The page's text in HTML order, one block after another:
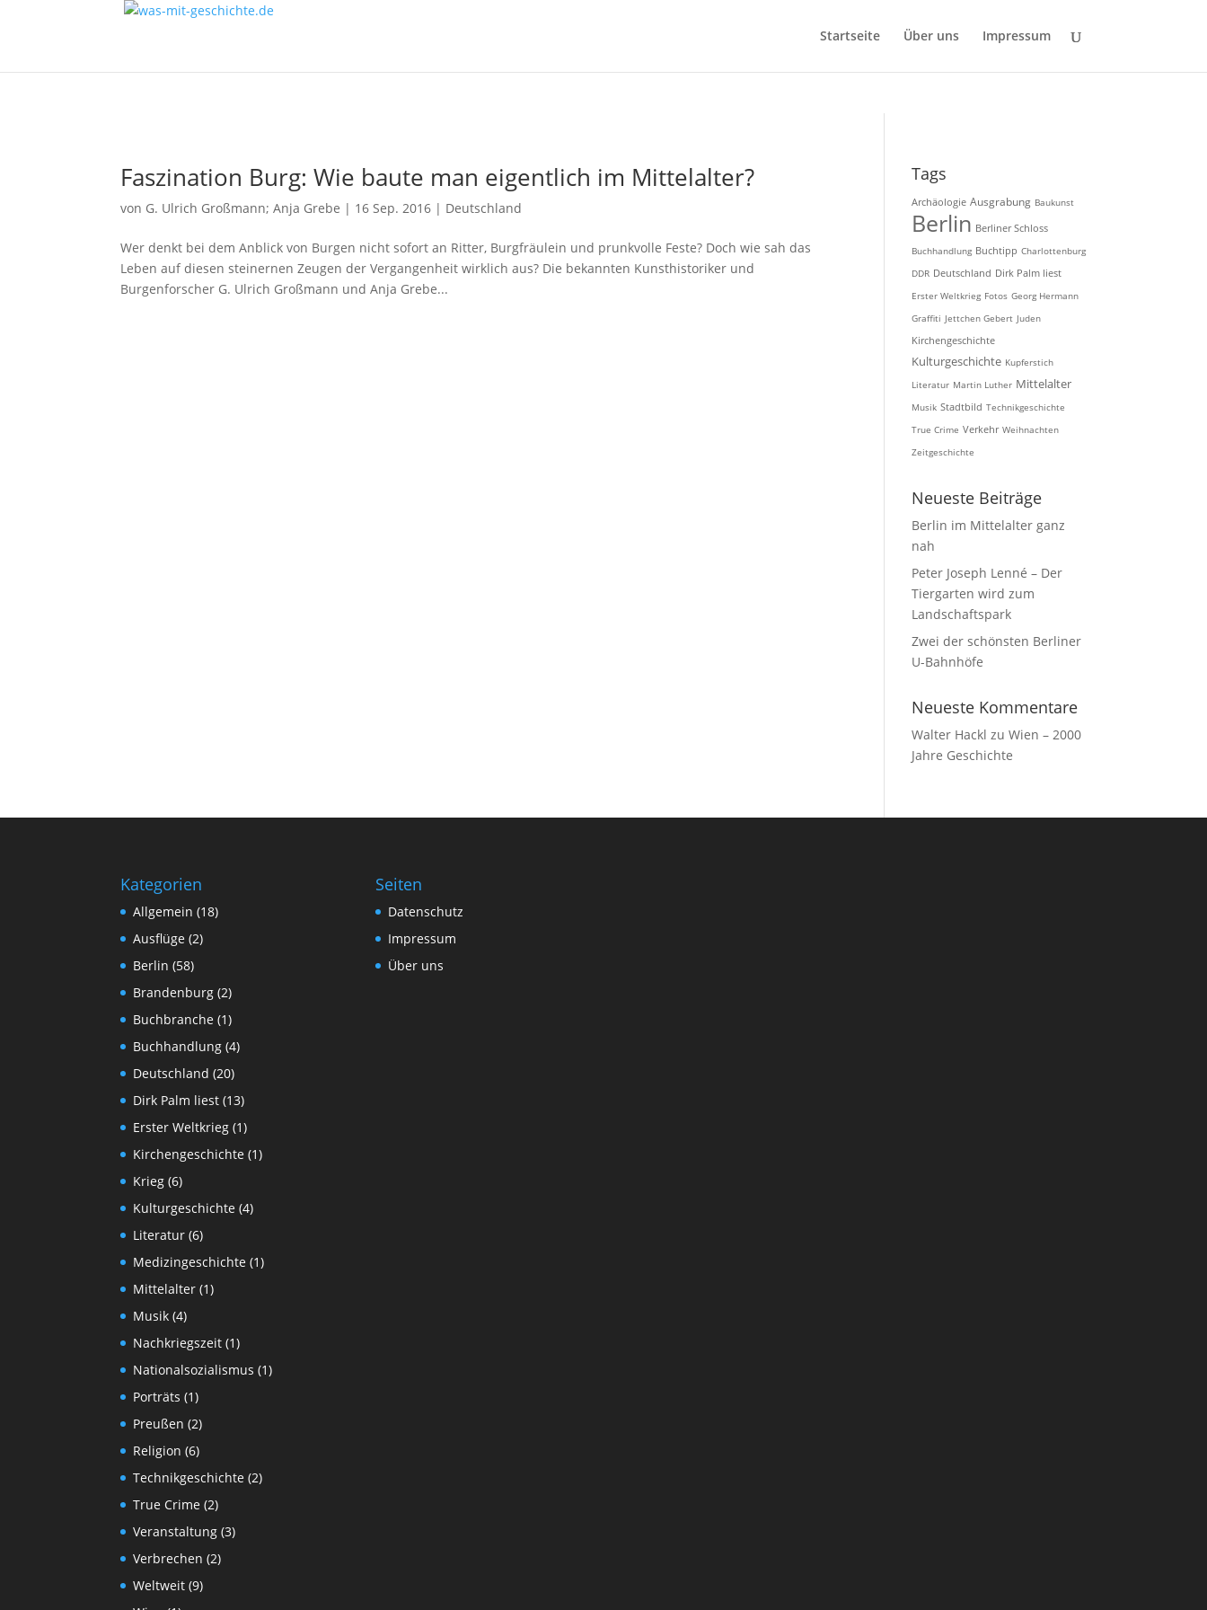
Startseite Über uns Impressum
Faszination Burg: Wie baute man eigentlich im Mittelalter?
von G. Ulrich Großmann; Anja Grebe | 16 Sep. 2016 | Deutschland
Wer denkt bei dem Anblick von Burgen nicht sofort an Ritter, Burgfräulein und prunkvolle Feste? Doch wie sah das
Leben auf diesen steinernen Zeugen der Vergangenheit wirklich aus? Die bekannten Kunsthistoriker und
Burgenforscher G. Ulrich Großmann und Anja Grebe...
Tags
Archäologie Ausgrabung Baukunst
Berlin Berliner Schloss
Buchhandlung Buchtipp Charlottenburg
DDR Deutschland Dirk Palm liest
Erster Weltkrieg Fotos Georg Hermann
Graffiti Jettchen Gebert Juden
Kirchengeschichte
Kulturgeschichte Kupferstich
Literatur Martin Luther Mittelalter
Musik Stadtbild Technikgeschichte
True Crime Verkehr Weihnachten
Zeitgeschichte
Neueste Beiträge
Berlin im Mittelalter ganz
nah
Peter Joseph Lenné – Der
Tiergarten wird zum
Landschaftspark
Zwei der schönsten Berliner
U-Bahnhöfe
Neueste Kommentare
Walter Hackl zuWien – 2000
Jahre Geschichte
Kategorien
Allgemein (18)
Ausflüge (2)
Berlin (58)
Brandenburg (2)
Buchbranche (1)
Buchhandlung (4)
Deutschland (20)
Dirk Palm liest (13)
Erster Weltkrieg (1)
Kirchengeschichte (1)
Krieg (6)
Kulturgeschichte (4)
Literatur (6)
Medizingeschichte (1)
Mittelalter (1)
Musik (4)
Nachkriegszeit (1)
Nationalsozialismus (1)
Porträts (1)
Preußen (2)
Religion (6)
Technikgeschichte (2)
True Crime (2)
Veranstaltung (3)
Verbrechen (2)
Weltweit (9)
Seiten
Datenschutz
Impressum
Über uns